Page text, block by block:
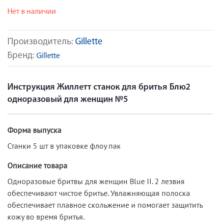
Производитель: Gillette
Бренд: Gillette
Нет в наличии
Инструкция Жиллетт станок для бритья Блю2
одноразовый для женщин №5
Форма выпуска
Станки 5 шт в упаковке флоу пак
Описание товара
Одноразовые бритвы для женщин Blue II. 2 лезвия
обеспечивают чистое бритье. Увлажняющая полоска
обеспечивает плавное скольжение и помогает защитить
кожу во время бритья.